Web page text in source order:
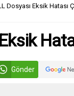
Dosyası Eksik Hatası
Gönder